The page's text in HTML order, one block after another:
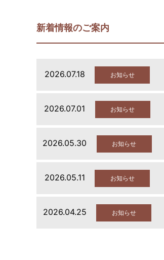
新着情報のご案内
2026.07.18 お知らせ
2026.07.01 お知らせ
2026.05.30 お知らせ
2026.05.11 お知らせ
2026.04.25 お知らせ